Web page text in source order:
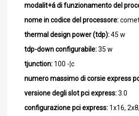
modalit+á di funzionamento del
nome in codice del processore:
thermal design power (tdp):45 w
tdp-down configurabile:35 w
tjunction: 100 -¦c
numero massimo di corsie express
versione degli slot pci express:3.0
configurazione pci express: 1x16,